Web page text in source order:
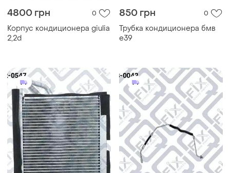
4800 грн 0
Корпус кондиционера giulia
2,2d
850 грн 0
Трубка кондиционера бмв
е39